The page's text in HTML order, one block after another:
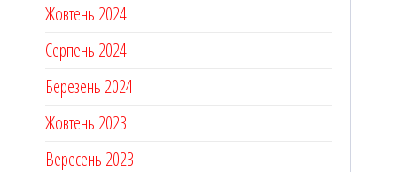
Жовтень 2024
Серпень 2024
Березень 2024
Жовтень 2023
Вересень 2023